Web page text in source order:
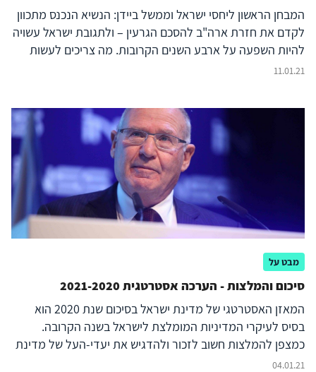
המבחן הראשון ליחסי ישראל וממשל ביידן: הנשיא הנכנס מתכוון
לקדם את חזרת ארה"ב להסכם הגרעין – ולתגובת ישראל עשויה
להיות השפעה על ארבע השנים הקרובות. מה צריכים לעשות
בירושלים בתגובה לכוונה האמריקאית?
11.01.21
מבט על
סיכום והמלצות - הערכה אסטרטגית 2021-2020
המאזן האסטרטגי של מדינת ישראל בסיכום שנת 2020 הוא
בסיס לעיקרי המדיניות המומלצת לישראל בשנה הקרובה.
כמצפן להמלצות חשוב לזכור ולהדגיש את יעדי-העל של מדינת
ישראל: "ביסוס מדינת ישראל כמדינה יהודית, דמוקרטית,
04.01.21